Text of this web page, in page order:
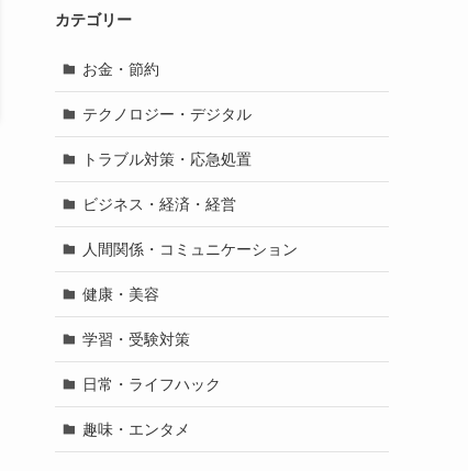
カテゴリー
お金・節約
テクノロジー・デジタル
トラブル対策・応急処置
ビジネス・経済・経営
人間関係・コミュニケーション
健康・美容
学習・受験対策
日常・ライフハック
趣味・エンタメ